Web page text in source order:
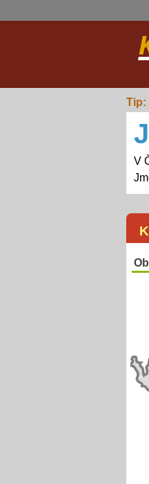
Tip:
V